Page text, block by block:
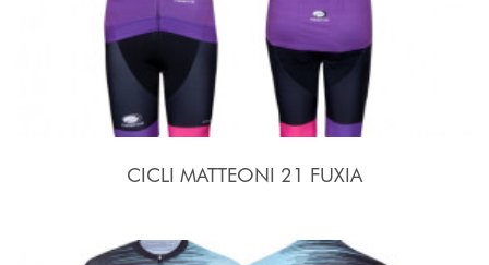
CICLI MATTEONI 21 FUXIA